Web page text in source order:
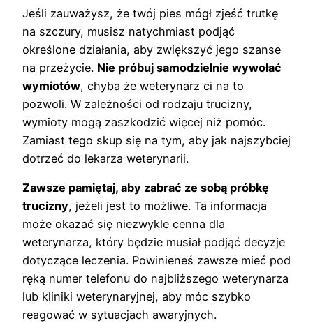
Jeśli zauważysz, że twój pies mógł zjeść trutkę
na szczury, musisz natychmiast podjąć
określone działania, aby zwiększyć jego szanse
na przeżycie. Nie próbuj samodzielnie wywołać
wymiotów, chyba że weterynarz ci na to
pozwoli. W zależności od rodzaju trucizny,
wymioty mogą zaszkodzić więcej niż pomóc.
Zamiast tego skup się na tym, aby jak najszybciej
dotrzeć do lekarza weterynarii.
Zawsze pamiętaj, aby zabrać ze sobą próbkę
trucizny, jeżeli jest to możliwe. Ta informacja
może okazać się niezwykle cenna dla
weterynarza, który będzie musiał podjąć decyzje
dotyczące leczenia. Powinieneś zawsze mieć pod
ręką numer telefonu do najbliższego weterynarza
lub kliniki weterynaryjnej, aby móc szybko
reagować w sytuacjach awaryjnych.